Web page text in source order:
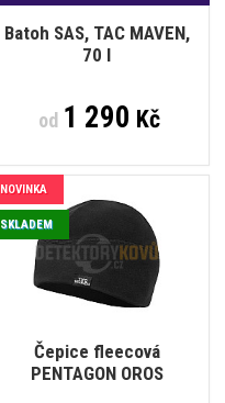
Batoh SAS, TAC MAVEN,
70 l
od1 290 Kč
Čepice fleecová
PENTAGON OROS
NOVINKA
SKLADEM